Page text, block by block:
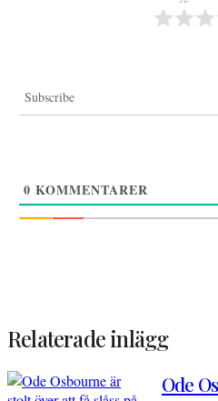
Subscribe
0 KOMMENTARER
Relaterade inlägg
Ode